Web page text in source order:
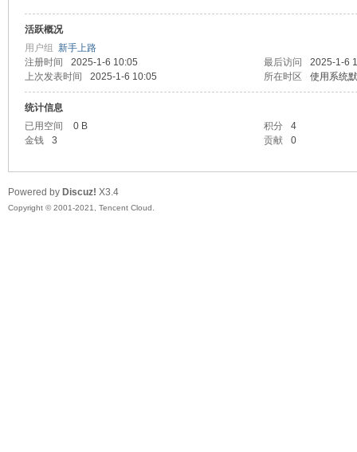
资
活跃概况
用户组 新手上路
注册时间
2025-1-6 10:05 最后访问
2025-1-6
上次发表时间
2025-1-6 10:05 所在时区 使用系统
统计信息
已用空间
0 B 积分
4
金钱
3 贡献 0
Powered by Discuz! X3.4
Copyright © 2001-2021, Tencent Cloud.